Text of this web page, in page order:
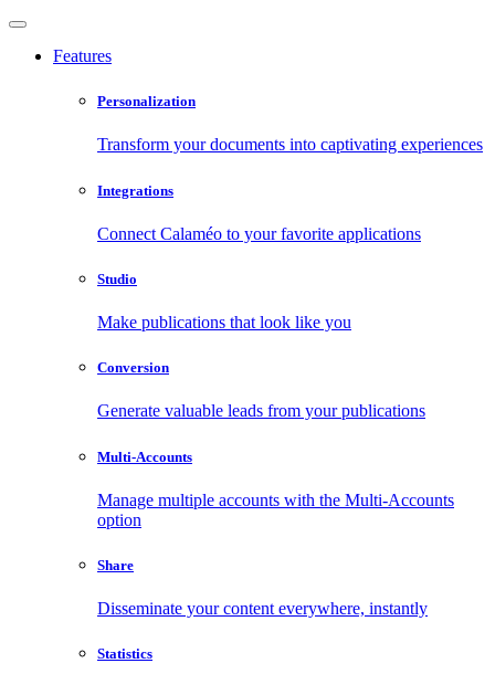
Features
Personalization
Transform your documents into captivating experiences
Integrations
Connect Calaméo to your favorite applications
Studio
Make publications that look like you
Conversion
Generate valuable leads from your publications
Multi-Accounts
Manage multiple accounts with the Multi-Accounts
option
Share
Disseminate your content everywhere, instantly
Statistics